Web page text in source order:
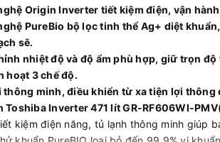
Origin Inverter tiết kiệm điện, vận hành
PureBio bộ lọc tinh thể Ag+ diệt
sẽ.
nhiệt độ và độ ẩm phù hợp, giữ trọn
hoạt 3 chế độ.
thông minh, điều khiển từ xa tiện lợi thông
Toshiba Inverter 471 lít GR-RF606WI-
kiệm điện năng, tủ lạnh thông minh giúp